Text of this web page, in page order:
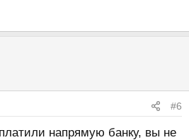
#6
напрямую банку, вы не